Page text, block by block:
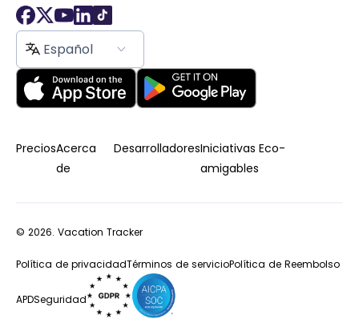
Español
PreciosAcerca
de
DesarrolladoresIniciativas Eco-
amigables
© 2026. Vacation Tracker
Política de privacidadTérminos de servicioPolítica de Reembolso
APDSeguridad